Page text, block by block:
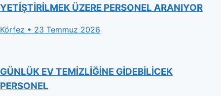
YETİŞTİRİLMEK ÜZERE PERSONEL ARANIYOR
Körfez • 23 Temmuz 2026
GÜNLÜK EV TEMİZLİĞİNE GİDEBİLİCEK
PERSONEL